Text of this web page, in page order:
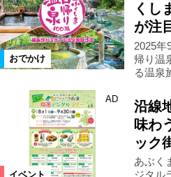
おでかけ
くし
が注
2025年
帰り温
る温泉
イベント
AD
沿線
味わ
ック
あぶく